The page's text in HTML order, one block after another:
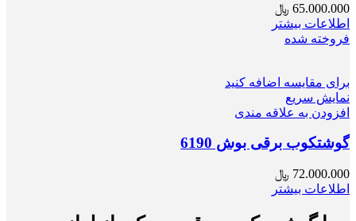
65.000.000 ﷼
اطلاعات بیشتر
فروخته شده
برای مقایسه اضافه کنید
نمایش سریع
افزودن به علاقه مندی
گوشتکوب برقی بوش 6190
72.000.000 ﷼
اطلاعات بیشتر